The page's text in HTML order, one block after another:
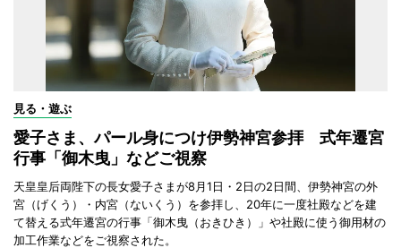
見る・遊ぶ
愛子さま、パール身につけ伊勢神宮参拝 式年遷宮
行事「御木曳」などご視察
天皇皇后両陛下の長女愛子さまが8月1日・2日の2日間、伊勢神宮の外
宮（げくう）・内宮（ないくう）を参拝し、20年に一度社殿などを建
て替える式年遷宮の行事「御木曳（おきひき）」や社殿に使う御用材の
加工作業などをご視察された。